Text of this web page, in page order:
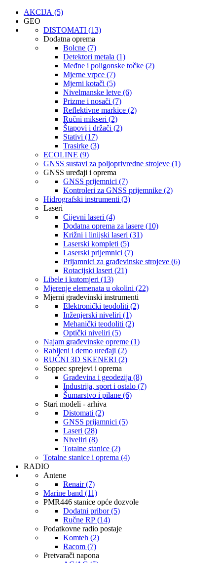
AKCIJA (5)
GEO
DISTOMATI (13)
Dodatna oprema
Bolcne (7)
Detektori metala (1)
Međne i poligonske točke (2)
Mjerne vrpce (7)
Mjerni kotači (5)
Nivelmanske letve (6)
Prizme i nosači (7)
Reflektivne markice (2)
Ručni mikseri (2)
Štapovi i držači (2)
Stativi (17)
Trasirke (3)
ECOLINE (9)
GNSS sustavi za poljoprivredne strojeve (1)
GNSS uređaji i oprema
GNSS prijemnici (7)
Kontroleri za GNSS prijemnike (2)
Hidrografski instrumenti (3)
Laseri
Cijevni laseri (4)
Dodatna oprema za lasere (10)
Križni i linijski laseri (31)
Laserski kompleti (5)
Laserski prijemnici (7)
Prijamnici za građevinske strojeve (6)
Rotacijski laseri (21)
Libele i kutomjeri (13)
Mjerenje elemenata u okolini (22)
Mjerni građevinski instrumenti
Elektronički teodoliti (2)
Inženjerski niveliri (1)
Mehanički teodoliti (2)
Optički niveliri (5)
Najam građevinske opreme (1)
Rabljeni i demo uređaji (2)
RUČNI 3D SKENERI (2)
Soppec sprejevi i oprema
Građevina i geodezija (8)
Industrija, sport i ostalo (7)
Šumarstvo i pilane (6)
Stari modeli - arhiva
Distomati (2)
GNSS prijamnici (5)
Laseri (28)
Niveliri (8)
Totalne stanice (2)
Totalne stanice i oprema (4)
RADIO
Antene
Renair (7)
Marine band (11)
PMR446 stanice opće dozvole
Dodatni pribor (5)
Ručne RP (14)
Podatkovne radio postaje
Komteh (2)
Racom (7)
Pretvarači napona